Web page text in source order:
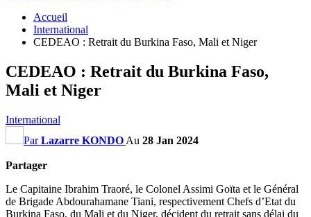
Accueil
International
CEDEAO : Retrait du Burkina Faso, Mali et Niger
CEDEAO : Retrait du Burkina Faso,
Mali et Niger
International
ParLazarre KONDO Au 28 Jan 2024
Partager
Le Capitaine Ibrahim Traoré, le Colonel Assimi Goïta et le Général
de Brigade Abdourahamane Tiani, respectivement Chefs d’Etat du
Burkina Faso, du Mali et du Niger, décident du retrait sans délai du